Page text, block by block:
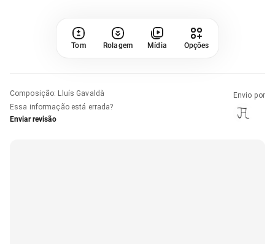
Tom Rolagem Mídia Opções
Composição: Lluís Gavaldà
Essa informação está errada?
Enviar revisão
Envio por